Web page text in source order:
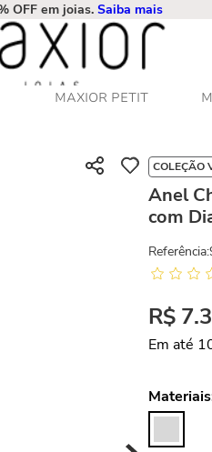
OFF em joias. Saiba mais
MAXIOR PETIT
COLEÇÃO
Anel
com
Referência:
R$ 7.
Em até